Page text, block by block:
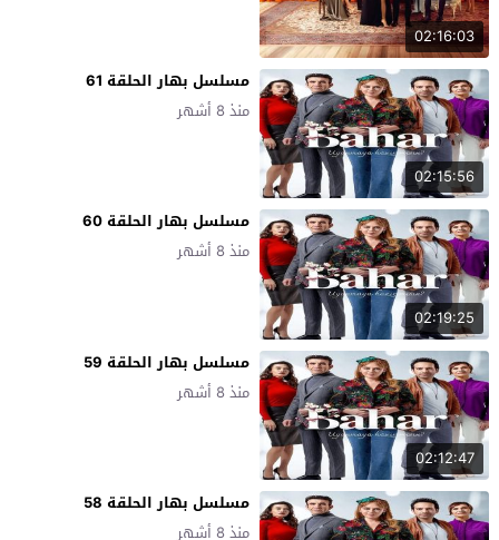
02:16:03
02:15:56
مسلسل بهار الحلقة 61
منذ 8 أشهر
02:19:25
مسلسل بهار الحلقة 60
منذ 8 أشهر
02:12:47
مسلسل بهار الحلقة 59
منذ 8 أشهر
مسلسل بهار الحلقة 58
منذ 8 أشهر